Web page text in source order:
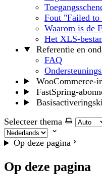
Fout "Failed to
Waarom is de
Het XLS-
Referentie en
FAQ
WooCommerce-
FastSpring-
Selecteer thema
Op deze pagina
Op deze pagina